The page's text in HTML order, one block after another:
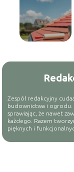
Zespół redakcyjny
budownictwa i ogrodu.
sprawiając, że nawet
każdego. Razem
pięknych i